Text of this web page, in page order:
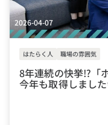
2026-04-07
はたらく人 職場の雰囲気
8年連続の快挙⁉「
今年も取得しました